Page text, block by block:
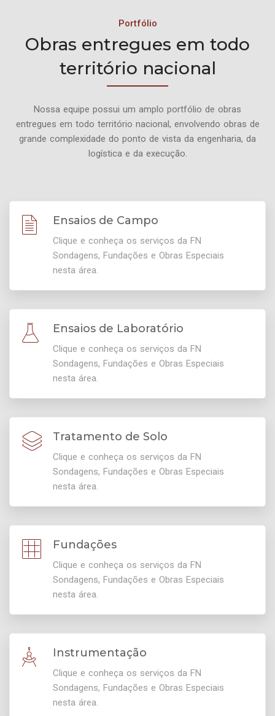
Portfólio
Obras entregues em todo
território nacional
Nossa equipe possui um amplo portfólio de obras
entregues em todo território nacional, envolvendo obras de
grande complexidade do ponto de vista da engenharia, da
logística e da execução.
Ensaios de Campo
Clique e conheça os serviços da FN
Sondagens, Fundações e Obras Especiais
nesta área.
Ensaios de Laboratório
Clique e conheça os serviços da FN
Sondagens, Fundações e Obras Especiais
nesta área.
Tratamento de Solo
Clique e conheça os serviços da FN
Sondagens, Fundações e Obras Especiais
nesta área.
Fundações
Clique e conheça os serviços da FN
Sondagens, Fundações e Obras Especiais
nesta área.
Instrumentação
Clique e conheça os serviços da FN
Sondagens, Fundações e Obras Especiais
nesta área.